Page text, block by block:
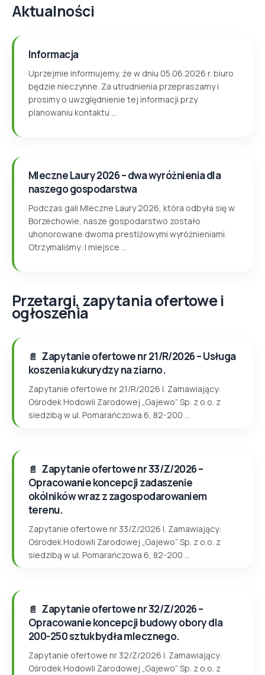
Aktualności
Informacja
Uprzejmie informujemy, że w dniu 05.06.2026 r. biuro
będzie nieczynne. Za utrudnienia przepraszamy i
prosimy o uwzględnienie tej informacji przy
planowaniu kontaktu ...
Mleczne Laury 2026 – dwa wyróżnienia dla
naszego gospodarstwa
Podczas gali Mleczne Laury 2026, która odbyła się w
Borzechowie, nasze gospodarstwo zostało
uhonorowane dwoma prestiżowymi wyróżnieniami.
Otrzymaliśmy: I miejsce ...
Przetargi, zapytania ofertowe i
ogłoszenia
Zapytanie ofertowe nr 21/R/2026 – Usługa
koszenia kukurydzy na ziarno.
Zapytanie ofertowe nr 21/R/2026 I. Zamawiający:
Ośrodek Hodowli Zarodowej „Gajewo” Sp. z o.o. z
siedzibą w ul. Pomarańczowa 6, 82-200 ...
Zapytanie ofertowe nr 33/Z/2026 –
Opracowanie koncepcji zadaszenie
okólników wraz z zagospodarowaniem
terenu.
Zapytanie ofertowe nr 33/Z/2026 I. Zamawiający:
Ośrodek Hodowli Zarodowej „Gajewo” Sp. z o.o. z
siedzibą w ul. Pomarańczowa 6, 82-200 ...
Zapytanie ofertowe nr 32/Z/2026 –
Opracowanie koncepcji budowy obory dla
200-250 sztuk bydła mlecznego.
Zapytanie ofertowe nr 32/Z/2026 I. Zamawiający:
Ośrodek Hodowli Zarodowej „Gajewo” Sp. z o.o. z